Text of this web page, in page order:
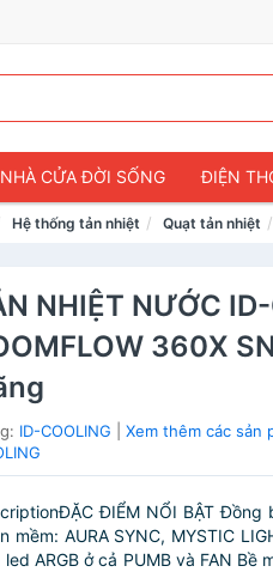
NHÀ CỬA ĐỜI SỐNG ĐIỆN
Hệ thống tản nhiệt Quạt tản nhiệt
NHIỆT NƯỚC
360X
ID-COOLING |Xem thêm các sản
ĐIỂM NỔI BẬT Đồng
mềm: AURA SYNC, MYSTIC
led ARGB ở cả PUMB và FAN